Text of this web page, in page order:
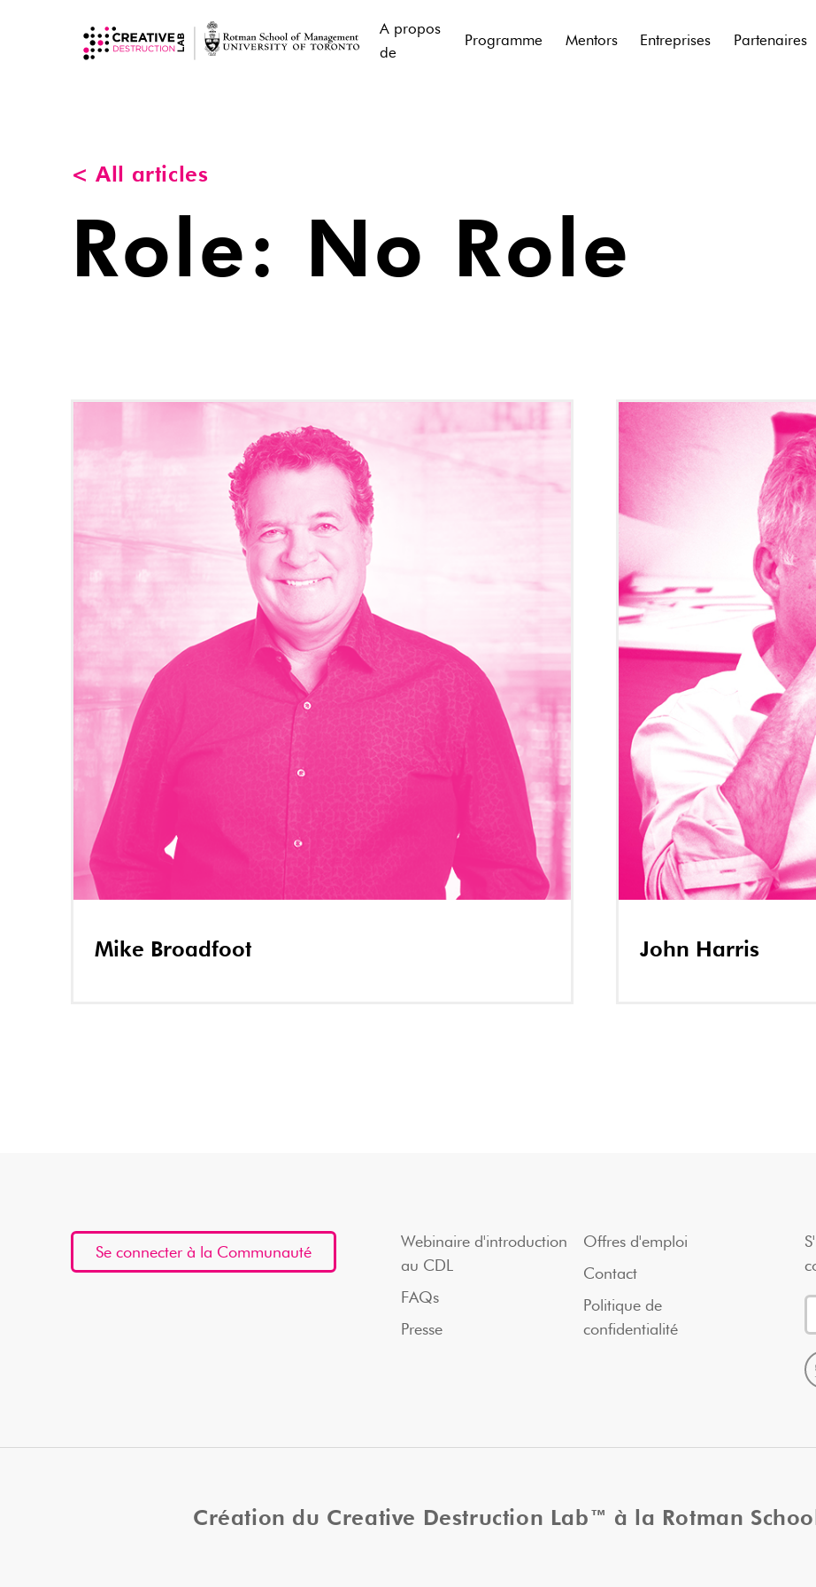
A propos
de
Programme Mentors Entreprises Partenaires
< All articles
Role: No Role
Mike Broadfoot John Harris
Se connecter à la Communauté
Webinaire d'introduction
au CDL
FAQs
Presse
Offres d'emploi
Contact
Politique de
confidentialité
Création du Creative Destruction Lab™ à la Rotman